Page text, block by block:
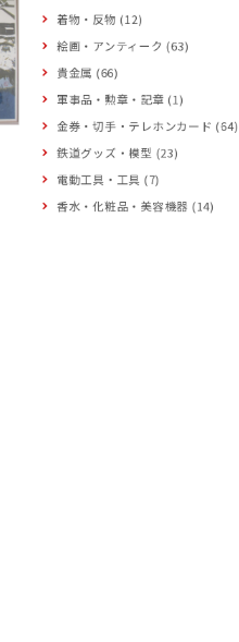
着物・反物 (12)
絵画・アンティーク (63)
貴金属 (66)
軍事品・勲章・記章 (1)
金券・切手・テレホンカード (64)
鉄道グッズ・模型 (23)
電動工具・工具 (7)
香水・化粧品・美容機器 (14)